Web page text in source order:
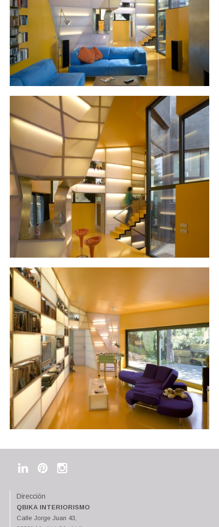
Dirección
QBIKA INTERIORISMO
Calle Jorge Juan 43,